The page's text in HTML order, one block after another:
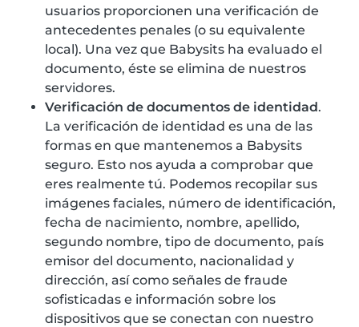
usuarios proporcionen una verificación de
antecedentes penales (o su equivalente
local). Una vez que Babysits ha evaluado el
documento, éste se elimina de nuestros
servidores.
Verificación de documentos de identidad.
La verificación de identidad es una de las
formas en que mantenemos a Babysits
seguro. Esto nos ayuda a comprobar que
eres realmente tú. Podemos recopilar sus
imágenes faciales, número de identificación,
fecha de nacimiento, nombre, apellido,
segundo nombre, tipo de documento, país
emisor del documento, nacionalidad y
dirección, así como señales de fraude
sofisticadas e información sobre los
dispositivos que se conectan con nuestro